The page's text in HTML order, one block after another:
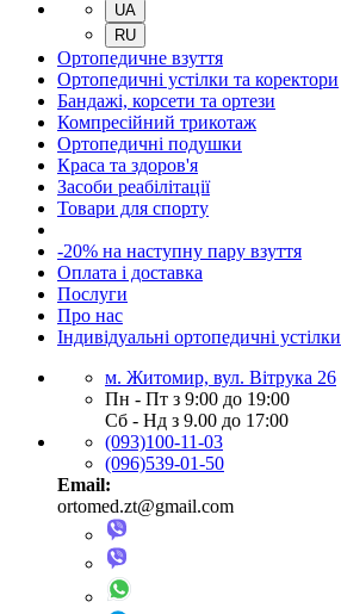
UA
RU
Ортопедичне взуття
Ортопедичні устілки та коректори
Бандажі, корсети та ортези
Компресійний трикотаж
Ортопедичні подушки
Краса та здоров'я
Засоби реабілітації
Товари для спорту
-20% на наступну пару взуття
Оплата і доставка
Послуги
Про нас
Індивідуальні ортопедичні устілки
м. Житомир, вул. Вітрука 26
Пн - Пт з 9:00 до 19:00
Сб - Нд з 9.00 до 17:00
(093)100-11-03
(096)539-01-50
Email:
ortomed.zt@gmail.com